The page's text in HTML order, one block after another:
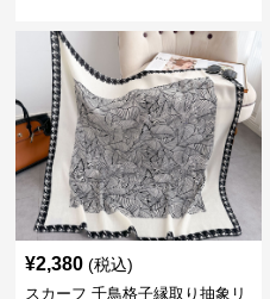
¥2,380 (税込)
スカーフ 千鳥格子縁取り抽象リ